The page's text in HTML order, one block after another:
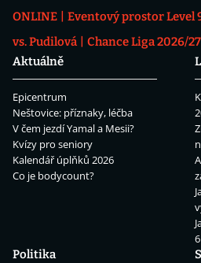
ONLINE
Eventový prostor Level
vs. Pudilová
Chance Liga 2026/27
Aktuálně
Epicentrum
Neštovice: příznaky, léčba
V čem jezdí Yamal a Mesii?
Kvízy pro seniory
Kalendář úplňků 2026
Co je bodycount?
Politika